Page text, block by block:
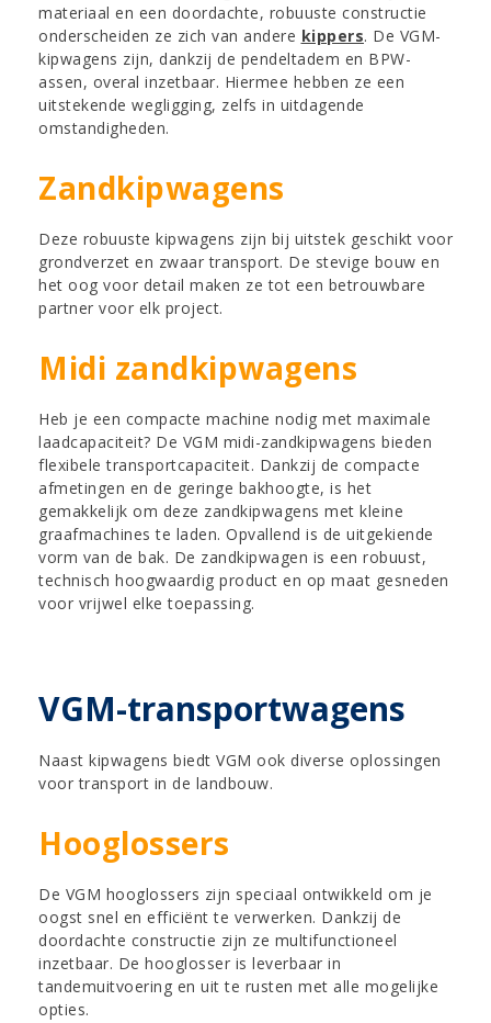
materiaal en een doordachte, robuuste constructie
onderscheiden ze zich van andere kippers. De VGM-
kipwagens zijn, dankzij de pendeltadem en BPW-
assen, overal inzetbaar. Hiermee hebben ze een
uitstekende wegligging, zelfs in uitdagende
omstandigheden.
Zandkipwagens
Deze robuuste kipwagens zijn bij uitstek geschikt voor
grondverzet en zwaar transport. De stevige bouw en
het oog voor detail maken ze tot een betrouwbare
partner voor elk project.
Midi zandkipwagens
Heb je een compacte machine nodig met maximale
laadcapaciteit? De VGM midi-zandkipwagens bieden
flexibele transportcapaciteit. Dankzij de compacte
afmetingen en de geringe bakhoogte, is het
gemakkelijk om deze zandkipwagens met kleine
graafmachines te laden. Opvallend is de uitgekiende
vorm van de bak. De zandkipwagen is een robuust,
technisch hoogwaardig product en op maat gesneden
voor vrijwel elke toepassing.
VGM-transportwagens
Naast kipwagens biedt VGM ook diverse oplossingen
voor transport in de landbouw.
Hooglossers
De VGM hooglossers zijn speciaal ontwikkeld om je
oogst snel en efficiënt te verwerken. Dankzij de
doordachte constructie zijn ze multifunctioneel
inzetbaar. De hooglosser is leverbaar in
tandemuitvoering en uit te rusten met alle mogelijke
opties.